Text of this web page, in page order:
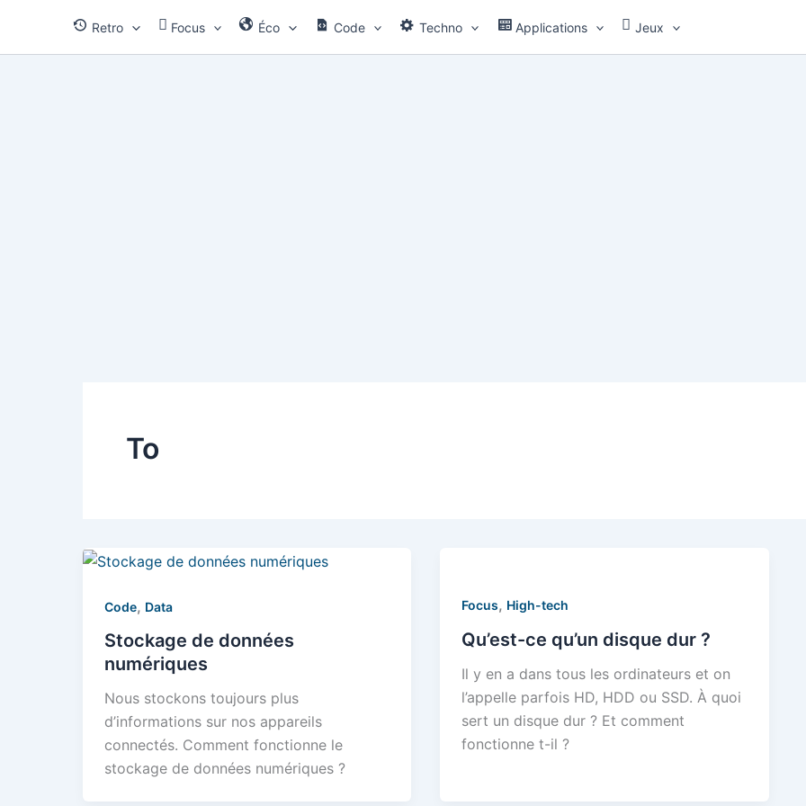
contenu
Retro Focus Éco Code Techno Applications Jeux
To
Code, Data
Stockage de données
numériques
Nous stockons toujours plus
d’informations sur nos appareils
connectés. Comment fonctionne le
stockage de données numériques ?
Focus, High-tech
Qu’est-ce qu’un disque dur ?
Il y en a dans tous les ordinateurs et on
l’appelle parfois HD, HDD ou SSD. À quoi
sert un disque dur ? Et comment
fonctionne t-il ?